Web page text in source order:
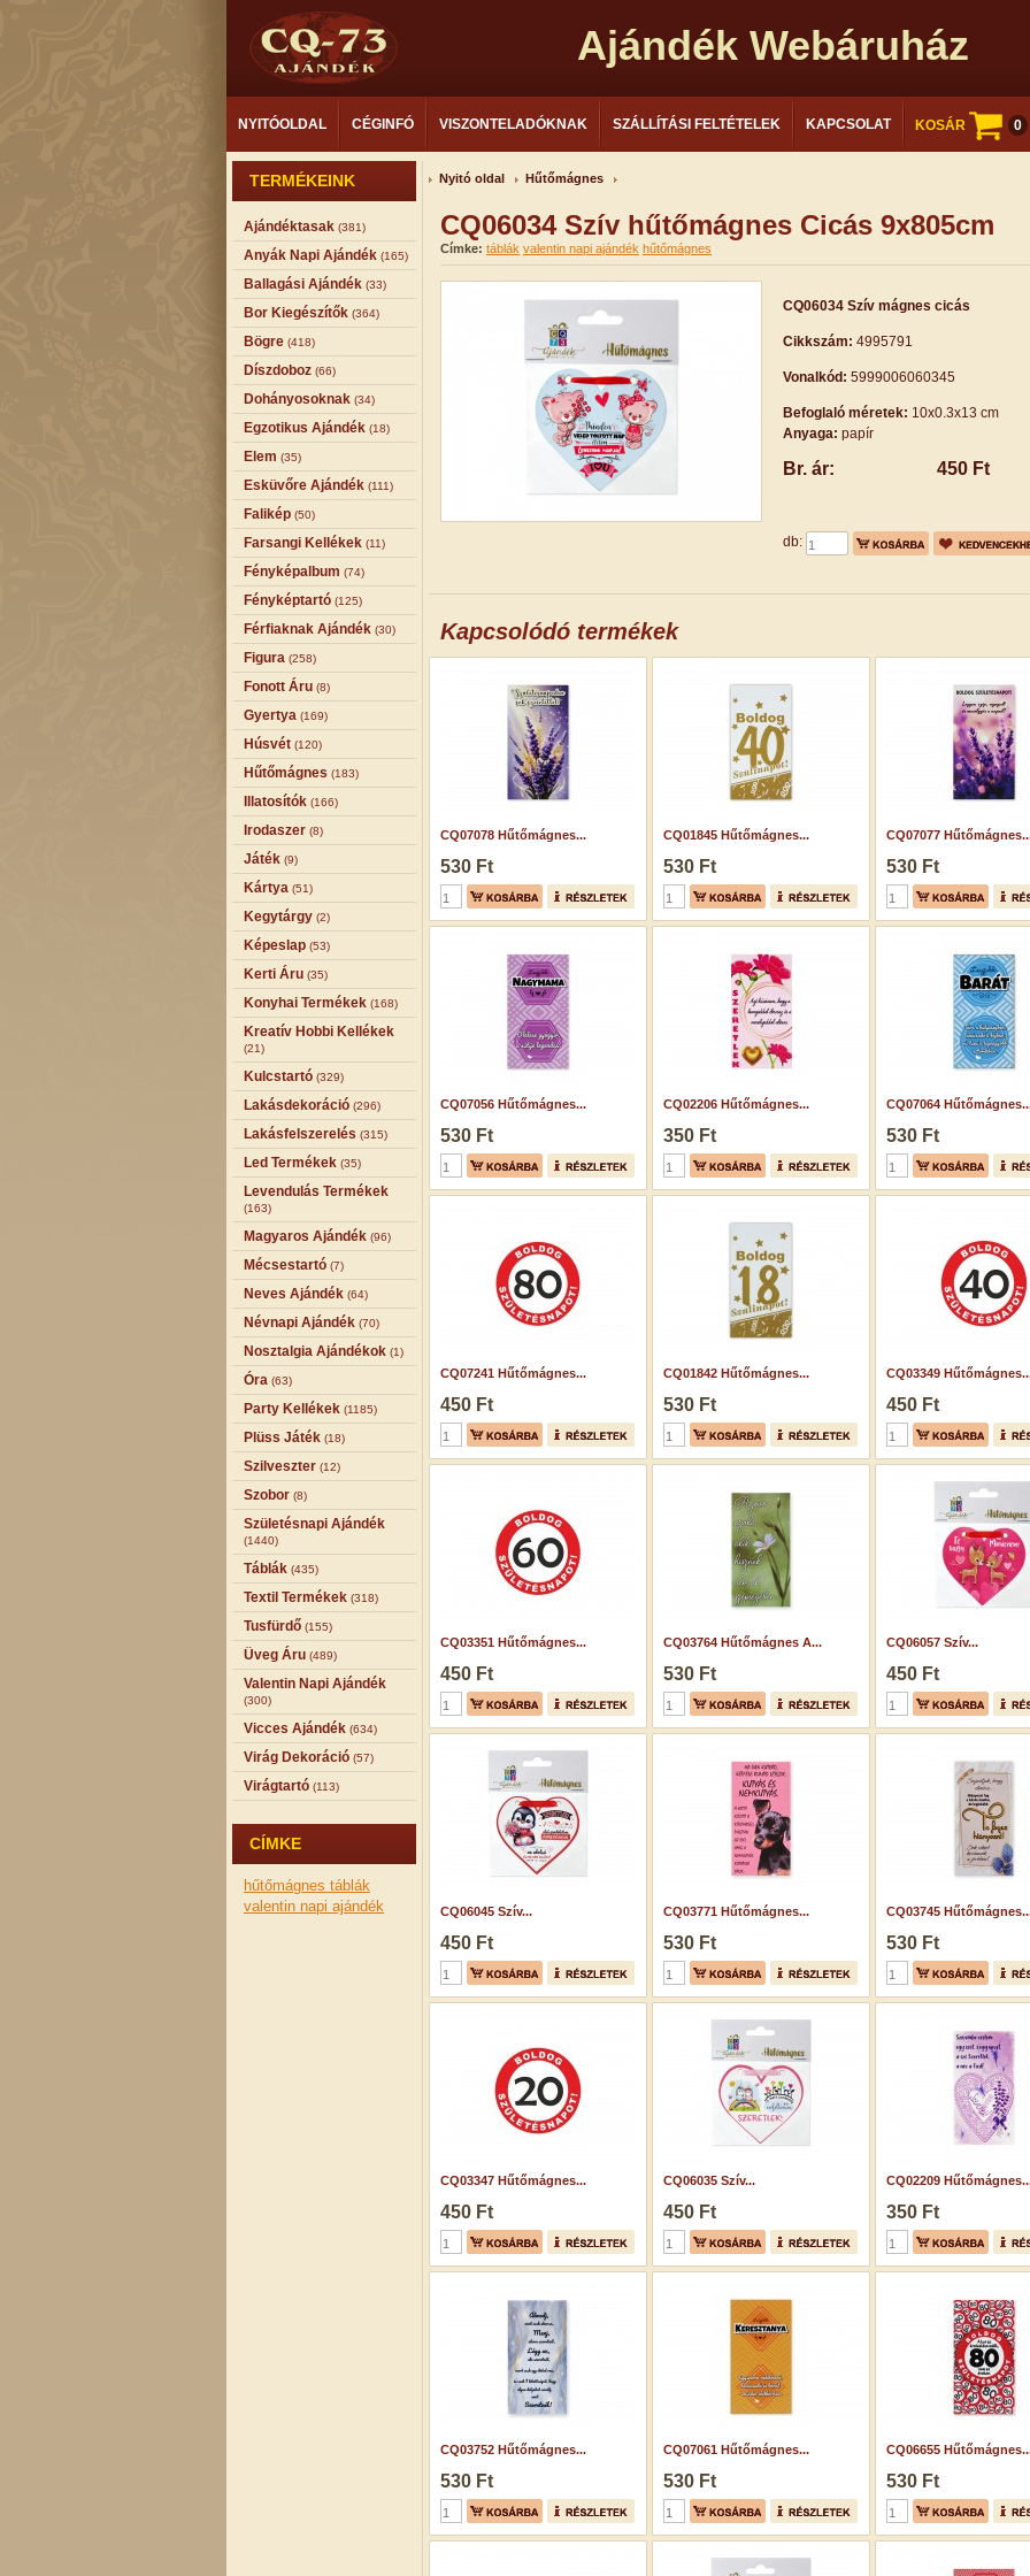
Ajándék Webáruház
NYITÓOLDAL CÉGINFÓ VISZONTELADÓKNAK SZÁLLÍTÁSI FELTÉTELEK KAPCSOLAT KOSÁR 0
TERMÉKEINK
Ajándéktasak (381)
Anyák Napi Ajándék (165)
Ballagási Ajándék (33)
Bor Kiegészítők (364)
Bögre (418)
Díszdoboz (66)
Dohányosoknak (34)
Egzotikus Ajándék (18)
Elem (35)
Esküvőre Ajándék (111)
Falikép (50)
Farsangi Kellékek (11)
Fényképalbum (74)
Fényképtartó (125)
Férfiaknak Ajándék (30)
Figura (258)
Fonott Áru (8)
Gyertya (169)
Húsvét (120)
Hűtőmágnes (183)
Illatosítók (166)
Irodaszer (8)
Játék (9)
Kártya (51)
Kegytárgy (2)
Képeslap (53)
Kerti Áru (35)
Konyhai Termékek (168)
Kreatív Hobbi Kellékek
(21)
Kulcstartó (329)
Lakásdekoráció (296)
Lakásfelszerelés (315)
Led Termékek (35)
Levendulás Termékek
(163)
Magyaros Ajándék (96)
Mécsestartó (7)
Neves Ajándék (64)
Névnapi Ajándék (70)
Nosztalgia Ajándékok (1)
Óra (63)
Party Kellékek (1185)
Plüss Játék (18)
Szilveszter (12)
Szobor (8)
Születésnapi Ajándék
(1440)
Táblák (435)
Textil Termékek (318)
Tusfürdő (155)
Üveg Áru (489)
Valentin Napi Ajándék
(300)
Vicces Ajándék (634)
Virág Dekoráció (57)
Virágtartó (113)
CÍMKE
hűtőmágnes táblák
valentin napi ajándék
Nyitó oldal Hűtőmágnes
CQ06034 Szív hűtőmágnes Cicás 9x805cm
Címke: táblák valentin napi ajándék hűtőmágnes
CQ06034 Szív mágnes cicás
Cikkszám: 4995791
Vonalkód: 5999006060345
Befoglaló méretek: 10x0.3x13 cm
Anyaga: papír
Br. ár: 450 Ft
db:
Kapcsolódó termékek
CQ07078 Hűtőmágnes...
530 Ft
CQ01845 Hűtőmágnes...
530 Ft
CQ07077
530 Ft
CQ07056 Hűtőmágnes...
530 Ft
CQ02206 Hűtőmágnes...
350 Ft
CQ07064
530 Ft
CQ07241 Hűtőmágnes...
450 Ft
CQ01842 Hűtőmágnes...
530 Ft
CQ03349
450 Ft
CQ03351 Hűtőmágnes...
450 Ft
CQ03764 Hűtőmágnes A...
530 Ft
CQ06057 Szív...
450 Ft
CQ06045 Szív...
450 Ft
CQ03771 Hűtőmágnes...
530 Ft
CQ03745
530 Ft
CQ03347 Hűtőmágnes...
450 Ft
CQ06035 Szív...
450 Ft
CQ02209
350 Ft
CQ03752 Hűtőmágnes...
530 Ft
CQ07061 Hűtőmágnes...
530 Ft
CQ06655
530 Ft